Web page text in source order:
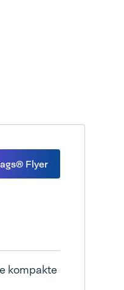
Flyer
kompakte